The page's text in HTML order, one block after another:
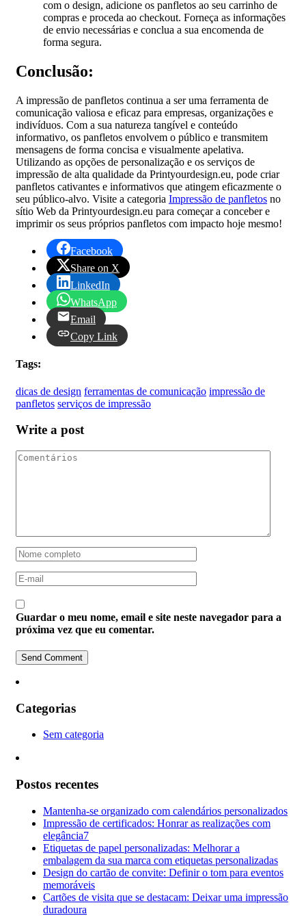
com o design, adicione os panfletos ao seu carrinho de
compras e proceda ao checkout. Forneça as informações
de envio necessárias e conclua a sua encomenda de
forma segura.
Conclusão:
A impressão de panfletos continua a ser uma ferramenta de
comunicação valiosa e eficaz para empresas, organizações e
indivíduos. Com a sua natureza tangível e conteúdo
informativo, os panfletos envolvem o público e transmitem
mensagens de forma concisa e visualmente apelativa.
Utilizando as opções de personalização e os serviços de
impressão de alta qualidade da Printyourdesign.eu, pode criar
panfletos cativantes e informativos que atingem eficazmente o
seu público-alvo. Visite a categoria Impressão de panfletos no
sítio Web da Printyourdesign.eu para começar a conceber e
imprimir os seus próprios panfletos com impacto hoje mesmo!
Facebook
Share on X
LinkedIn
WhatsApp
Email
Copy Link
Tags:
dicas de design ferramentas de comunicação impressão de
panfletos serviços de impressão
Write a post
Guardar o meu nome, email e site neste navegador para a
próxima vez que eu comentar.
Categorias
Sem categoria
Postos recentes
Mantenha-se organizado com calendários personalizados
Impressão de certificados: Honrar as realizações com
elegância7
Etiquetas de papel personalizadas: Melhorar a
embalagem da sua marca com etiquetas personalizadas
Design do cartão de convite: Definir o tom para eventos
memoráveis
Cartões de visita que se destacam: Deixar uma impressão
duradoura